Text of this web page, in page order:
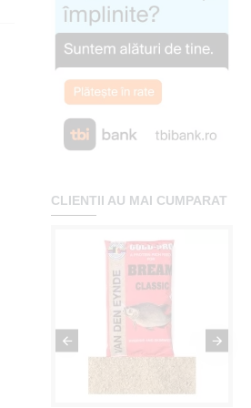
CLIENTII AU MAI CUMPARAT